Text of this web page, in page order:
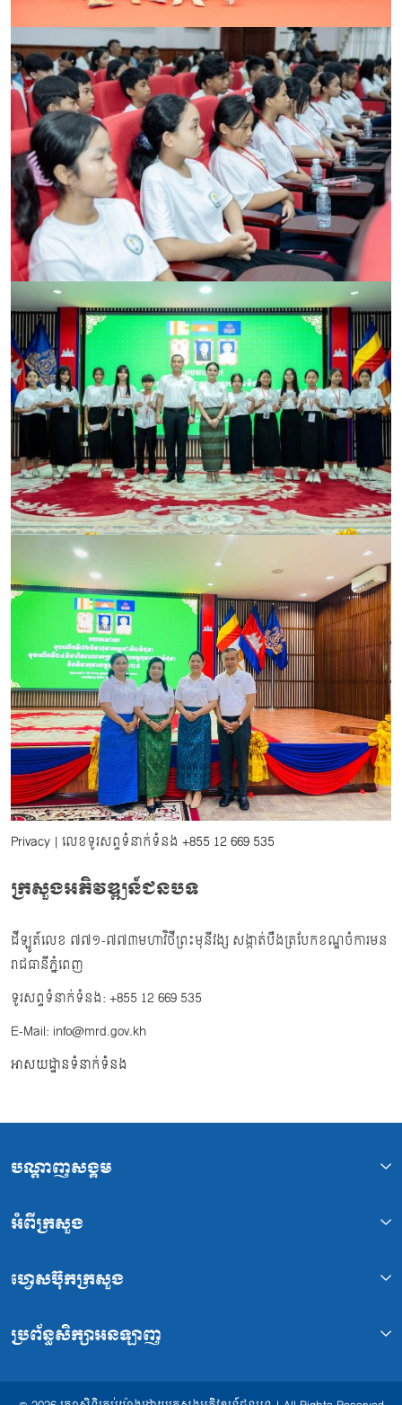
Privacy | លេខទូរសព្ទទំនាក់ទំនង +855 12 669 535
ក្រសួងអភិវឌ្ឍន៍ជនបទ
ដីឡូត៍លេខ ៧៧១-៧៧៣មហាវិថីព្រះមុនីវង្ស សង្កាត់បឹងត្របែកខណ្ឌចំការមន
រាជធានីភ្នំពេញ
ទូរសព្ទទំនាក់ទំនង: +855 12 669 535
E-Mail: info@mrd.gov.kh
អាសយដ្ឋានទំនាក់ទំនង
បណ្ដាញសង្គម
អំពីក្រសួង
ហ្វេសប៊ុកក្រសួង
ប្រព័ន្ធសិក្សាអនឡាញ